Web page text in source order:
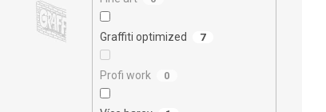
Graffiti optimized 7
Profi work 0